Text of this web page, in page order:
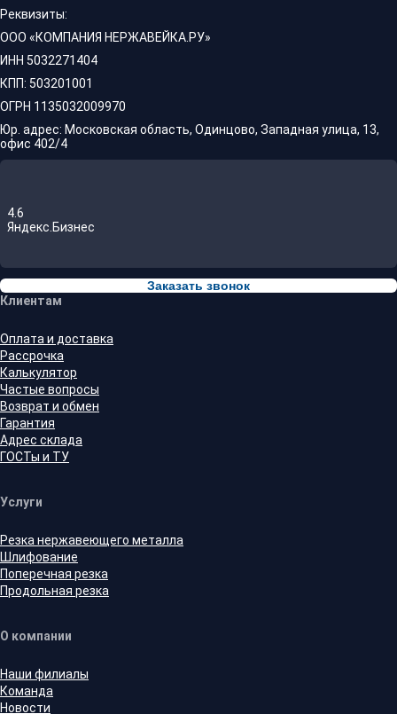
Реквизиты:
ООО «КОМПАНИЯ НЕРЖАВЕЙКА.РУ»
ИНН 5032271404
КПП: 503201001
ОГРН 1135032009970
Юр. адрес: Московская область, Одинцово, Западная улица, 13,
офис 402/4
4.6
Яндекс.Бизнес
Заказать звонок
Клиентам
Оплата и доставка
Рассрочка
Калькулятор
Частые вопросы
Возврат и обмен
Гарантия
Адрес склада
ГОСТы и ТУ
Услуги
Резка нержавеющего металла
Шлифование
Поперечная резка
Продольная резка
О компании
Наши филиалы
Команда
Новости